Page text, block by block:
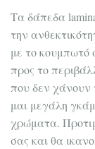
Τα δάπεδα
την
με το κουμπωτό
προς το
που δεν χάνουν
μαι μεγάλη
χρώματα.
σας και θα